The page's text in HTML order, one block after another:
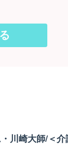
川崎大師/＜